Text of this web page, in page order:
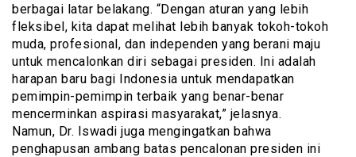
berbagai latar belakang. “Dengan aturan yang lebih
fleksibel, kita dapat melihat lebih banyak tokoh-tokoh
muda, profesional, dan independen yang berani maju
untuk mencalonkan diri sebagai presiden. Ini adalah
harapan baru bagi Indonesia untuk mendapatkan
pemimpin-pemimpin terbaik yang benar-benar
mencerminkan aspirasi masyarakat,” jelasnya.
Namun, Dr. Iswadi juga mengingatkan bahwa
penghapusan ambang batas pencalonan presiden ini